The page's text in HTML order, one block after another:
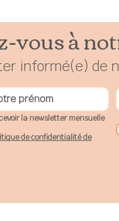
vous à
informé(e) de
la newsletter mensuelle
de confidentialité de